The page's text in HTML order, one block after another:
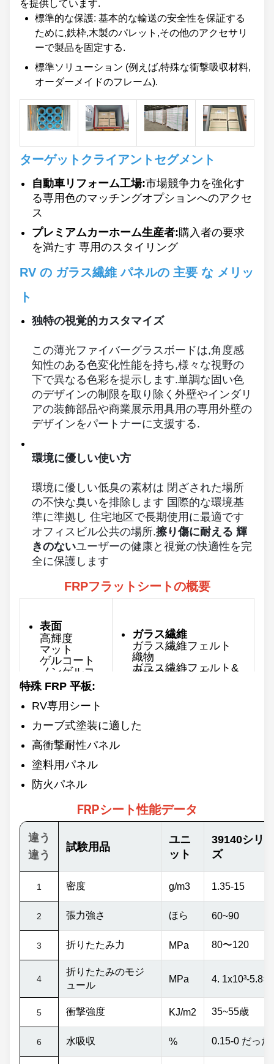
を提供しています.
標準的な保護: 基本的な輸送の安全性を保証する
ために,鉄枠,木製のパレット,その他のアクセサリ
ーで製品を固定する.
標準ソリューション (例えば,特殊な衝撃吸収材料,
オーダーメイドのフレーム).
ターゲットクライアントセグメント
自動車リフォーム工場:市場競争力を強化す
る専用色のマッチングオプションへのアクセ
ス
プレミアムカーホーム生産者:購入者の要求
を満たす 専用のスタイリング
RV の ガラス繊維 パネルの 主要 な メリッ
ト
独特の視覚的カスタマイズ
この薄光ファイバーグラスボードは,角度感
知性のある色変化性能を持ち,様々な視野の
下で異なる色彩を提示します.単調な固い色
のデザインの制限を取り除く外壁やインダリ
アの装飾部品や商業展示用具用の専用外壁の
デザインをパートナーに支援する.
環境に優しい使い方
環境に優しい低臭の素材は 閉ざされた場所
の不快な臭いを排除します 国際的な環境基
準に準拠し 住宅地区で長期使用に最適です
オフィスビル公共の場所.擦り傷に耐える 輝
きのないユーザーの健康と視覚の快適性を完
全に保護します
FRPフラットシートの概要
表面
高輝度
マット
ゲルコート
ノンゲルコ
ーティング
色
カスタマイズ
裏側
滑らか
荒い
ガラス繊維
ガラス繊維フェルト
織物
ガラス繊維フェルト&
織物ロービング
最大 幅
3500mm
特殊 FRP 平板:
RV専用シート
カーブ式塗装に適した
高衝撃耐性パネル
塗料用パネル
防火パネル
FRPシート性能データ
違う
違う
試験用品
ユニ
ット
39140シリ
ズ
1 密度 g/m3 1.35-15
2 張力強さ ほら 60~90
3 折りたたみ力 MPa 80〜120
4
折りたたみのモジ
ュール
MPa 4. 1x10³-
5 衝撃強度 KJ/m2 35~55歳
6 水吸収 % 0.15-0 だった